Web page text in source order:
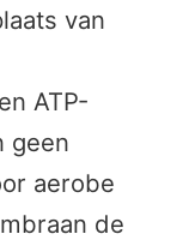
van
ATP-
geen
aerobe
de